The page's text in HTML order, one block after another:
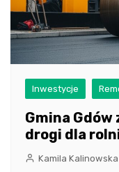
Inwestycje
Gmina
drogi dla
Kamila Kalinowska